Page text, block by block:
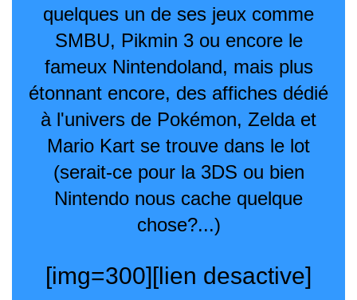
quelques un de ses jeux comme
SMBU, Pikmin 3 ou encore le
fameux Nintendoland, mais plus
étonnant encore, des affiches dédié
à l'univers de Pokémon, Zelda et
Mario Kart se trouve dans le lot
(serait-ce pour la 3DS ou bien
Nintendo nous cache quelque
chose?...)
[img=300][lien desactive]